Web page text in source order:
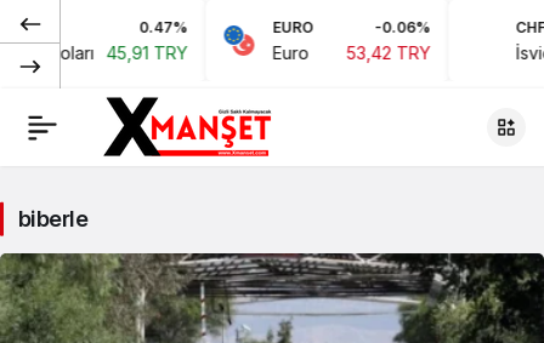
0.47%
Doları 45,91 TRY
EURO -0.06%
Euro 53,42 TRY
CHF
biberle